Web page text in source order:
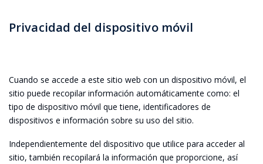
Privacidad del dispositivo móvil
Cuando se accede a este sitio web con un dispositivo móvil, el
sitio puede recopilar información automáticamente como: el
tipo de dispositivo móvil que tiene, identificadores de
dispositivos e información sobre su uso del sitio.
Independientemente del dispositivo que utilice para acceder al
sitio, también recopilará la información que proporcione, así